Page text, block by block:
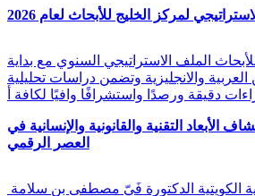
لمركز الخليج للأبحاث لعام 2026
الملف الاستراتيجي السنوي مع بداية
العربية والانجليزية وتضمن دراسات تحليلية
دقيقة ورصدًا واستشرافًا وافيًا لكافة أ
الأبعاد التقنية والقانونية والإنسانية في
العصر الرقمي